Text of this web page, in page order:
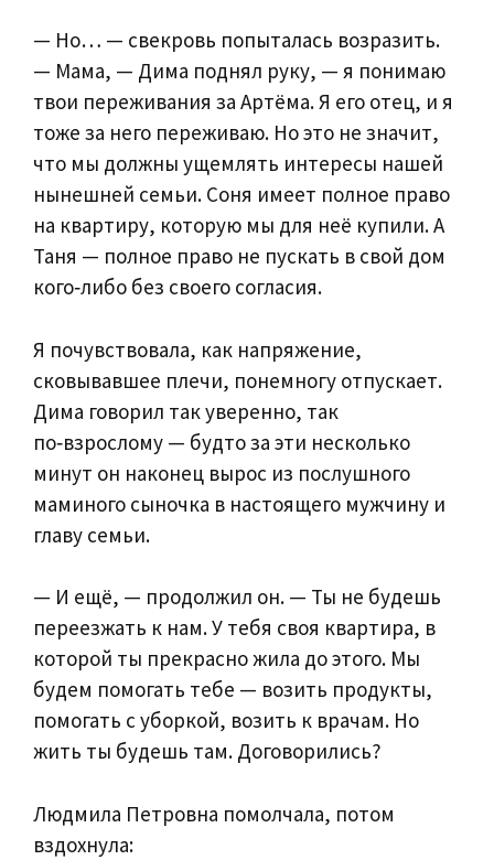
— Но… — свекровь попыталась возразить.
— Мама, — Дима поднял руку, — я понимаю
твои переживания за Артёма. Я его отец, и я
тоже за него переживаю. Но это не значит,
что мы должны ущемлять интересы нашей
нынешней семьи. Соня имеет полное право
на квартиру, которую мы для неё купили. А
Таня — полное право не пускать в свой дом
кого‑либо без своего согласия.
Я почувствовала, как напряжение,
сковывавшее плечи, понемногу отпускает.
Дима говорил так уверенно, так
по‑взрослому — будто за эти несколько
минут он наконец вырос из послушного
маминого сыночка в настоящего мужчину и
главу семьи.
— И ещё, — продолжил он. — Ты не будешь
переезжать к нам. У тебя своя квартира, в
которой ты прекрасно жила до этого. Мы
будем помогать тебе — возить продукты,
помогать с уборкой, возить к врачам. Но
жить ты будешь там. Договорились?
Людмила Петровна помолчала, потом
вздохнула: